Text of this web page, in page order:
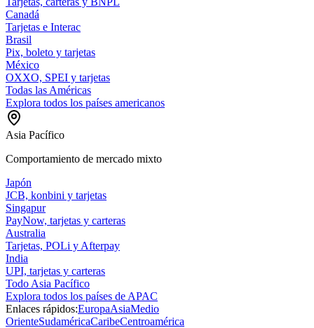
Canadá
Tarjetas e Interac
Brasil
Pix, boleto y tarjetas
México
OXXO, SPEI y tarjetas
Todas las Américas
Explora todos los países americanos
Asia Pacífico
Comportamiento de mercado mixto
Japón
JCB, konbini y tarjetas
Singapur
PayNow, tarjetas y carteras
Australia
Tarjetas, POLi y Afterpay
India
UPI, tarjetas y carteras
Todo Asia Pacífico
Explora todos los países de APAC
Enlaces rápidos:EuropaAsiaMedio
OrienteSudaméricaCaribeCentroamérica